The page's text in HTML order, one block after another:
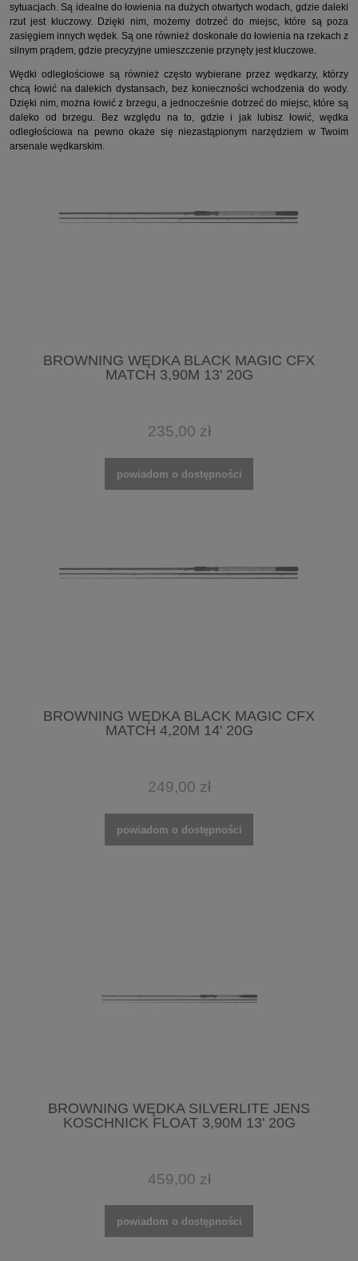
sytuacjach. Są idealne do łowienia na dużych otwartych wodach, gdzie daleki
rzut jest kluczowy. Dzięki nim, możemy dotrzeć do miejsc, które są poza
zasięgiem innych wędek. Są one również doskonałe do łowienia na rzekach z
silnym prądem, gdzie precyzyjne umieszczenie przynęty jest kluczowe.
Wędki odległościowe są również często wybierane przez wędkarzy, którzy
chcą łowić na dalekich dystansach, bez konieczności wchodzenia do wody.
Dzięki nim, można łowić z brzegu, a jednocześnie dotrzeć do miejsc, które są
daleko od brzegu. Bez względu na to, gdzie i jak lubisz łowić, wędka
odległościowa na pewno okaże się niezastąpionym narzędziem w Twoim
arsenale wędkarskim.
BROWNING WĘDKA BLACK MAGIC CFX
MATCH 3,90M 13' 20G
235,00 zł
powiadom o dostępności
BROWNING WĘDKA BLACK MAGIC CFX
MATCH 4,20M 14' 20G
249,00 zł
powiadom o dostępności
BROWNING WĘDKA SILVERLITE JENS
KOSCHNICK FLOAT 3,90M 13' 20G
459,00 zł
powiadom o dostępności